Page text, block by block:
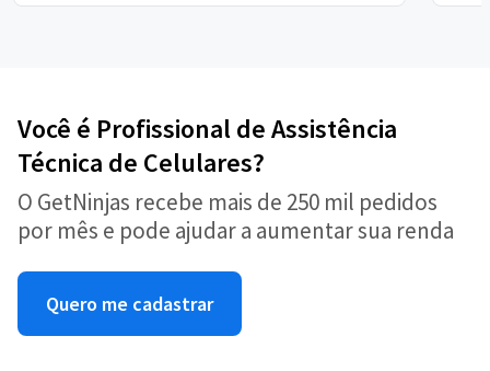
Você é Profissional de Assistência
Técnica de Celulares?
O GetNinjas recebe mais de 250 mil pedidos
por mês e pode ajudar a aumentar sua renda
Quero me cadastrar